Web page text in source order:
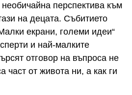
перспектива към
на децата. Събитието
екрани, големи идеи“
и най-малките
отговор на въпроса не
част от живота ни, а как ги